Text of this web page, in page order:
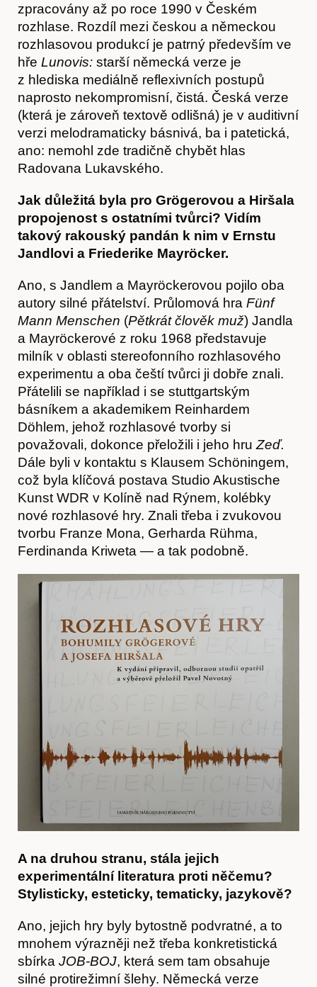
Kontakt
Předplatné
zpracovány až po roce 1990 v Českém
rozhlase. Rozdíl mezi českou a německou
rozhlasovou produkcí je patrný především ve
hře Lunovis: starší německá verze je
z hlediska mediálně reflexivních postupů
naprosto nekompromisní, čistá. Česká verze
(která je zároveň textově odlišná) je v auditivní
verzi melodramaticky básnivá, ba i patetická,
ano: nemohl zde tradičně chybět hlas
Radovana Lukavského.
Jak důležitá byla pro Grögerovou a Hiršala
propojenost s ostatními tvůrci? Vidím
takový rakouský pandán k nim v Ernstu
Jandlovi a Friederike Mayröcker.
Ano, s Jandlem a Mayröckerovou pojilo oba
autory silné přátelství. Průlomová hra Fünf
Mann Menschen (Pětkrát člověk muž) Jandla
a Mayröckerové z roku 1968 představuje
milník v oblasti stereofonního rozhlasového
experimentu a oba čeští tvůrci ji dobře znali.
Přátelili se například i se stuttgartským
básníkem a akademikem Reinhardem
Döhlem, jehož rozhlasové tvorby si
považovali, dokonce přeložili i jeho hru Zeď.
Dále byli v kontaktu s Klausem Schöningem,
což byla klíčová postava Studio Akustische
Kunst WDR v Kolíně nad Rýnem, kolébky
nové rozhlasové hry. Znali třeba i zvukovou
tvorbu Franze Mona, Gerharda Rühma,
Ferdinanda Kriweta — a tak podobně.
A na druhou stranu, stála jejich
experimentální literatura proti něčemu?
Stylisticky, esteticky, tematicky, jazykově?
Ano, jejich hry byly bytostně podvratné, a to
mnohem výrazněji než třeba konkretistická
sbírka JOB-BOJ, která sem tam obsahuje
silné protirežimní šlehy. Německá verze